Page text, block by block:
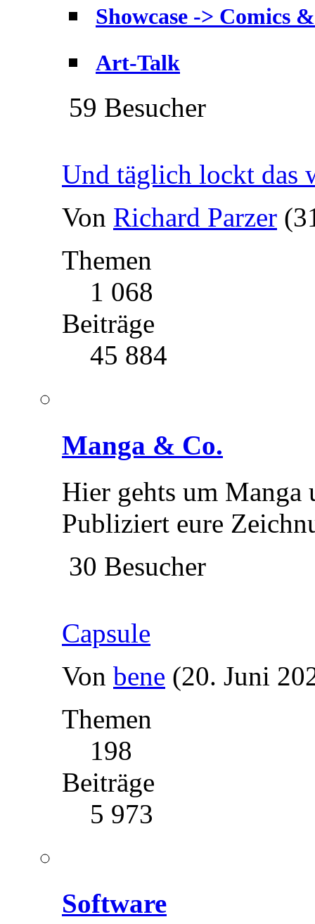
Showcase -> Comics
Art-Talk
59 Besucher
Und täglich lockt das
Von Richard Parzer
Themen
1 068
Beiträge
45 884
Manga & Co.
Hier gehts um Manga
Publiziert eure
30 Besucher
Capsule
Von bene (20. Juni
Themen
198
Beiträge
5 973
Software